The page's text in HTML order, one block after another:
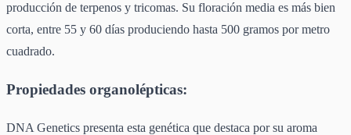
producción de terpenos y tricomas. Su floración media es más bien
corta, entre 55 y 60 días produciendo hasta 500 gramos por metro
cuadrado.
Propiedades organolépticas:
DNA Genetics presenta esta genética que destaca por su aroma